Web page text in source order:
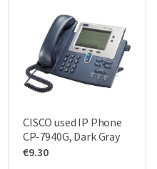
CISCO used IP Phone
CP-7940G, Dark Gray
€9.30